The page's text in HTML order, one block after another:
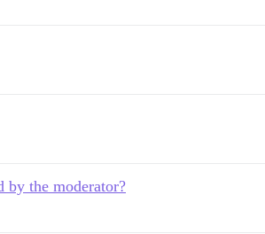
by the moderator?